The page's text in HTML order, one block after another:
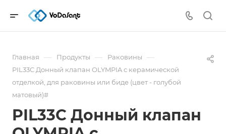
Главная — Продукты — Раковины —
PIL33C Донный клапан OLYMPIA с керамической
отделкой, для раковины или биде (цвет - голубой
матовый)#
PIL33C Донный клапан